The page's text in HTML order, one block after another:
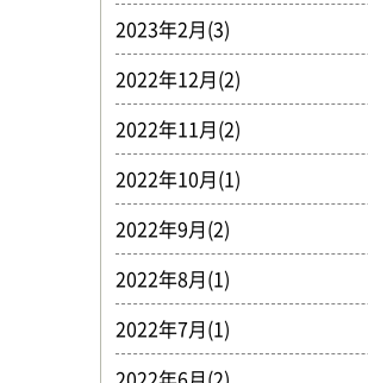
2023年2月(3)
2022年12月(2)
2022年11月(2)
2022年10月(1)
2022年9月(2)
2022年8月(1)
2022年7月(1)